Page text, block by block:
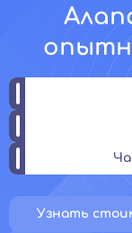
Узнать